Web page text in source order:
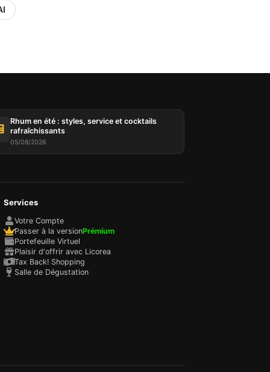
Rhum en été : styles, service et cocktails
rafraîchissants
05/08/2026
Services
Votre Compte
Passer à la versionPrémium
Portefeuille Virtuel
Plaisir d'offrir avec Licorea
Tax Back! Shopping
Salle de Dégustation